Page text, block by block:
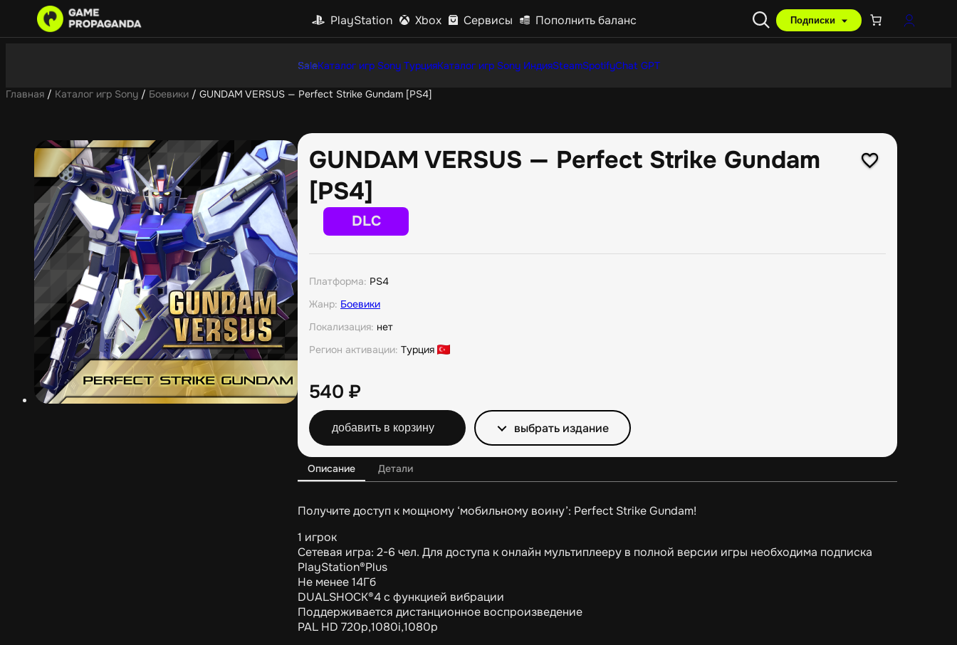
PlayStation Xbox Сервисы Пополнить баланс Подписки
SaleКаталог игр Sony ТурцияКаталог игр Sony ИндияSteamSpotifyChat GPT
Главная / Каталог игр Sony / Боевики / GUNDAM VERSUS — Perfect Strike Gundam [PS4]
GUNDAM VERSUS — Perfect Strike Gundam
[PS4]
DLC
Платформа: PS4
Жанр: Боевики
Локализация: нет
Регион активации: Турция
540 ₽
добавить в корзину выбрать издание
Описание Детали
Получите доступ к мощному ‘мобильному воину’: Perfect Strike Gundam!
1 игрок
Сетевая игра: 2-6 чел. Для доступа к онлайн мультиплееру в полной версии игры необходима подписка
PlayStation®Plus
Не менее 14Гб
DUALSHOCK®4 с функцией вибрации
Поддерживается дистанционное воспроизведение
PAL HD 720p,1080i,1080p